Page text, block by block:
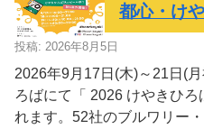
都心・け
投稿: 2026年8月5日
2026年9月17日(木)～21日(
ろばにて「 2026 けやきひ
れます。52社のブルワリー